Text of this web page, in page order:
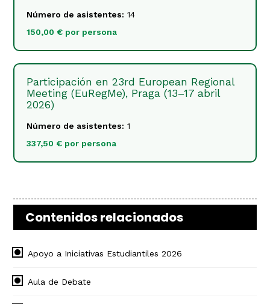
Número de asistentes: 14
150,00 € por persona
Participación en 23rd European Regional
Meeting (EuRegMe), Praga (13–17 abril
2026)
Número de asistentes: 1
337,50 € por persona
Contenidos relacionados
Apoyo a Iniciativas Estudiantiles 2026
Aula de Debate